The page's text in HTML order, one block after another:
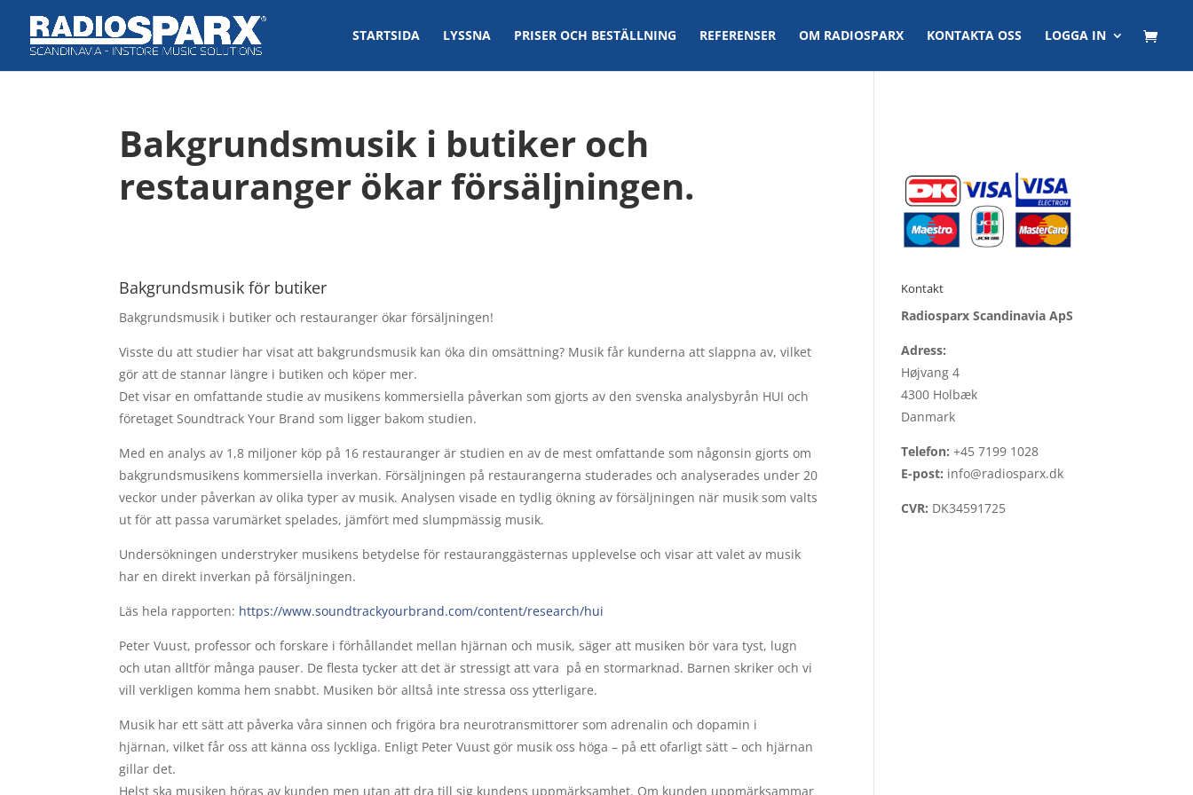
STARTSIDA LYSSNA PRISER OCH BESTÄLLNING REFERENSER OM RADIOSPARX KONTAKTA OSS LOGGA IN
Bakgrundsmusik i butiker och
restauranger ökar försäljningen.
Bakgrundsmusik för butiker
Bakgrundsmusik i butiker och restauranger ökar försäljningen!
Visste du att studier har visat att bakgrundsmusik kan öka din omsättning? Musik får kunderna att slappna av, vilket
gör att de stannar längre i butiken och köper mer.
Det visar en omfattande studie av musikens kommersiella påverkan som gjorts av den svenska analysbyrån HUI och
företaget Soundtrack Your Brand som ligger bakom studien.
Med en analys av 1,8 miljoner köp på 16 restauranger är studien en av de mest omfattande som någonsin gjorts om
bakgrundsmusikens kommersiella inverkan. Försäljningen på restaurangerna studerades och analyserades under 20
veckor under påverkan av olika typer av musik. Analysen visade en tydlig ökning av försäljningen när musik som valts
ut för att passa varumärket spelades, jämfört med slumpmässig musik.
Undersökningen understryker musikens betydelse för restauranggästernas upplevelse och visar att valet av musik
har en direkt inverkan på försäljningen.
Läs hela rapporten: https://www.soundtrackyourbrand.com/content/research/hui
Peter Vuust, professor och forskare i förhållandet mellan hjärnan och musik, säger att musiken bör vara tyst, lugn
och utan alltför många pauser. De flesta tycker att det är stressigt att vara på en stormarknad. Barnen skriker och vi
vill verkligen komma hem snabbt. Musiken bör alltså inte stressa oss ytterligare.
Musik har ett sätt att påverka våra sinnen och frigöra bra neurotransmittorer som adrenalin och dopamin i
hjärnan, vilket får oss att känna oss lyckliga. Enligt Peter Vuust gör musik oss höga – på ett ofarligt sätt – och hjärnan
gillar det.
Helst ska musiken höras av kunden men utan att dra till sig kundens uppmärksamhet. Om kunden uppmärksammar
Kontakt
Radiosparx Scandinavia ApS
Adress:
Højvang 4
4300 Holbæk
Danmark
Telefon: +45 7199 1028
E-post: info@radiosparx.dk
CVR: DK34591725